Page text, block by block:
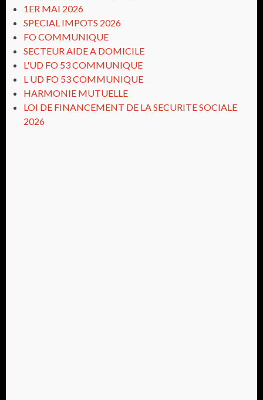
1ER MAI 2026
SPECIAL IMPOTS 2026
FO COMMUNIQUE
SECTEUR AIDE A DOMICILE
L'UD FO 53 COMMUNIQUE
L UD FO 53 COMMUNIQUE
HARMONIE MUTUELLE
LOI DE FINANCEMENT DE LA SECURITE SOCIALE
2026